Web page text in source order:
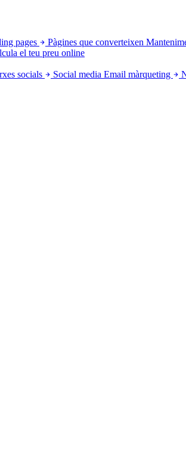
pages Pàgines que converteixen
el teu preu online
socials Social media Email màrqueting